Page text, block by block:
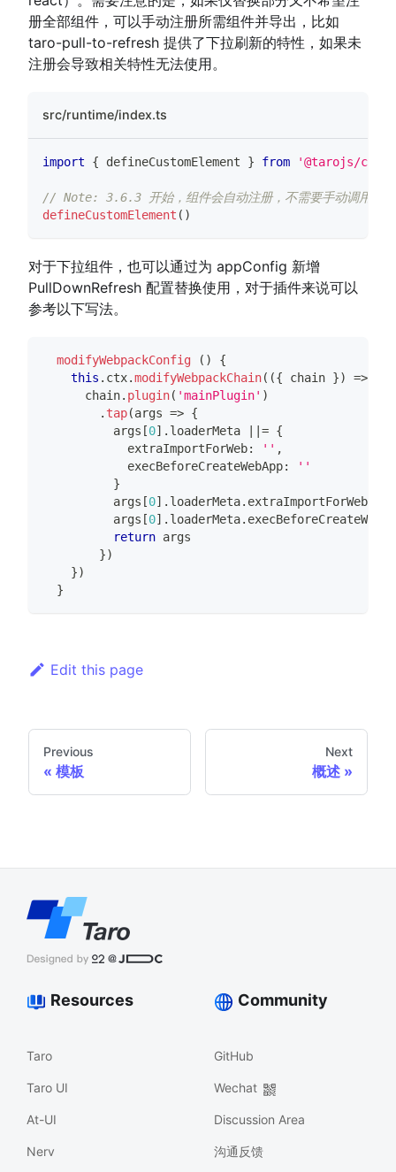
册全部组件，可以手动注册所需组件并导出，比如
taro-pull-to-refresh 提供了下拉刷新的特性，如果未
注册会导致相关特性无法使用。
src/runtime/index.ts
import { defineCustomElement } from '@tarojs/
// Note: 3.6.3 开始，组件会自动注册，不需要手动调用
defineCustomElement ( )
对于下拉组件，也可以通过为 appConfig 新增
PullDownRefresh 配置替换使用，对于插件来说可以
参考以下写法。
modifyWebpackConfig ( )
{
this . ctx.modifyWebpackChain( ({ chain }) =>
      chain
. plugin( 'mainPlugin' )
. tap(args => {
          args
[0] . loaderMeta ||= {
            extraImportForWeb
: '' ,
            execBeforeCreateWebApp
:
''
}
          args
[0] . loaderMeta. extraImportForWeb
          args
[0] . loaderMeta.
return args
})
})
}
Edit this page
Previous
模板
Next
概述
Resources
Taro
Taro UI
At-UI
Nerv
Community
GitHub
Wechat
Discussion Area
沟通反馈